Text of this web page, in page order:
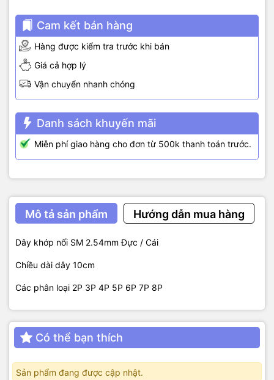
Cam kết bán hàng
Hàng được kiểm tra trước khi bán
Giá cả hợp lý
Vận chuyển nhanh chóng
Danh sách khuyến mãi
Miễn phí giao hàng cho đơn từ 500k thanh toán trước.
Mô tả sản phẩm Hướng dẫn mua hàng
Dây khớp nối SM 2.54mm Đực / Cái
Chiều dài dây 10cm
Các phân loại 2P 3P 4P 5P 6P 7P 8P
Có thể bạn thích
Sản phẩm đang được cập nhật.